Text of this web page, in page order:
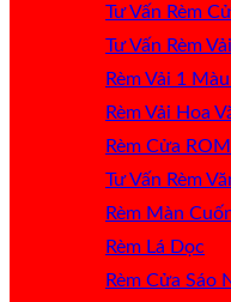
Tư Vấn Rèm
Tư Vấn Rèm Vải
Rèm Vải 1 Màu
Rèm Vải Hoa
Rèm Cửa
Tư Vấn Rèm
Rèm Màn
Rèm Lá Dọc
Rèm Cửa Sáo